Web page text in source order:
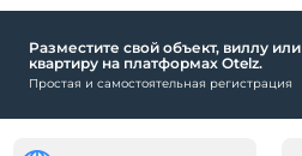
Разместите свой объект, виллу или
квартиру на платформах Otelz.
Простая и самостоятельная регистрация